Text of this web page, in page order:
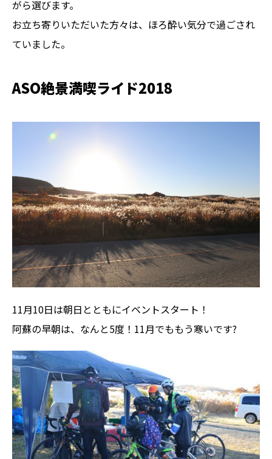
がら選びます。
お立ち寄りいただいた方々は、ほろ酔い気分で過ごされ
ていました。
ASO絶景満喫ライド2018
11月10日は朝日とともにイベントスタート！
阿蘇の早朝は、なんと5度！11月でももう寒いです?